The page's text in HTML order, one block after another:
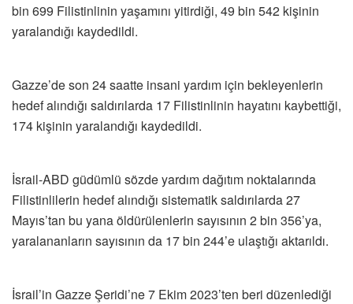
bin 699 Filistinlinin yaşamını yitirdiği, 49 bin 542 kişinin
yaralandığı kaydedildi.
Gazze’de son 24 saatte insani yardım için bekleyenlerin
hedef alındığı saldırılarda 17 Filistinlinin hayatını kaybettiği,
174 kişinin yaralandığı kaydedildi.
İsrail-ABD güdümlü sözde yardım dağıtım noktalarında
Filistinlilerin hedef alındığı sistematik saldırılarda 27
Mayıs’tan bu yana öldürülenlerin sayısının 2 bin 356’ya,
yaralananların sayısının da 17 bin 244’e ulaştığı aktarıldı.
İsrail’in Gazze Şeridi’ne 7 Ekim 2023’ten beri düzenlediği